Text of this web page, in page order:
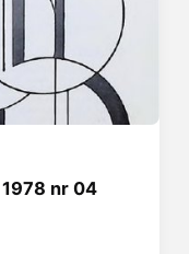
nr 04